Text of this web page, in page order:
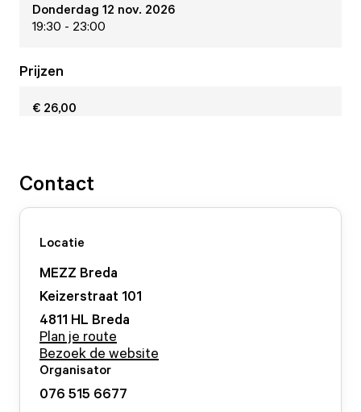
Donderdag 12 nov. 2026
19:30 - 23:00
Prijzen
€ 26,00
Contact
Locatie
MEZZ Breda
Keizerstraat 101
4811 HL Breda
Plan je route
Bezoek de website
Organisator
076 515 6677